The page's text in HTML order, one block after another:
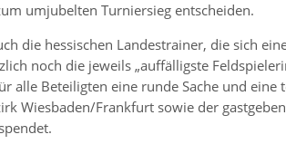
umjubelten Turniersieg entscheiden.
die hessischen Landestrainer, die sich
noch die jeweils „auffälligste
alle Beteiligten eine runde Sache und
Wiesbaden/Frankfurt sowie der